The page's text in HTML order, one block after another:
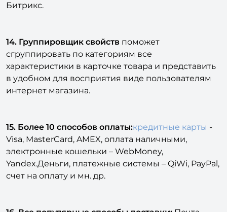
Битрикс.
14. Группировщик свойств поможет
сгруппировать по категориям все
характеристики в карточке товара и представить
в удобном для восприятия виде пользователям
интернет магазина.
15. Более 10 способов оплаты:кредитные карты -
Visa, MasterCard, AMEX, оплата наличными,
электронные кошельки – WebMoney,
Yandex.Деньги, платежные системы – QiWi, PayPal,
счет на оплату и мн. др.